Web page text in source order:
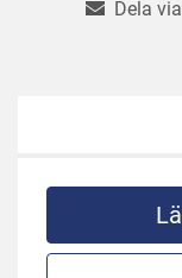
Dela